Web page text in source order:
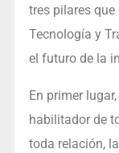
tres pilares
Tecnología y
el futuro de la
En primer
habilitador de
toda relación,